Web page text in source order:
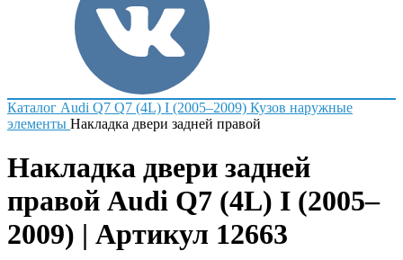
Каталог Audi Q7 Q7 (4L) I (2005–2009) Кузов наружные
элементы Накладка двери задней правой
Накладка двери задней
правой Audi Q7 (4L) I (2005–
2009) | Артикул 12663